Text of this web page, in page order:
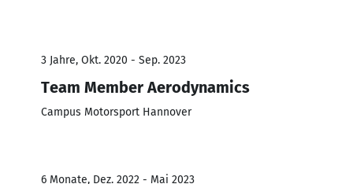
3 Jahre, Okt. 2020 - Sep. 2023
Team Member Aerodynamics
Campus Motorsport Hannover
6 Monate, Dez. 2022 - Mai 2023